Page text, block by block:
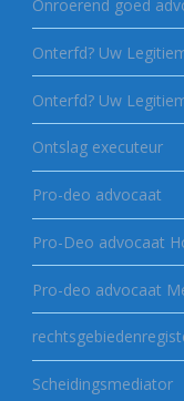
Onroerend goed
Onterfd? Uw
Onterfd? Uw
Ontslag executeur
Pro-deo advocaat
Pro-Deo advocaat
Pro-deo advocaat
Scheidingsmediator